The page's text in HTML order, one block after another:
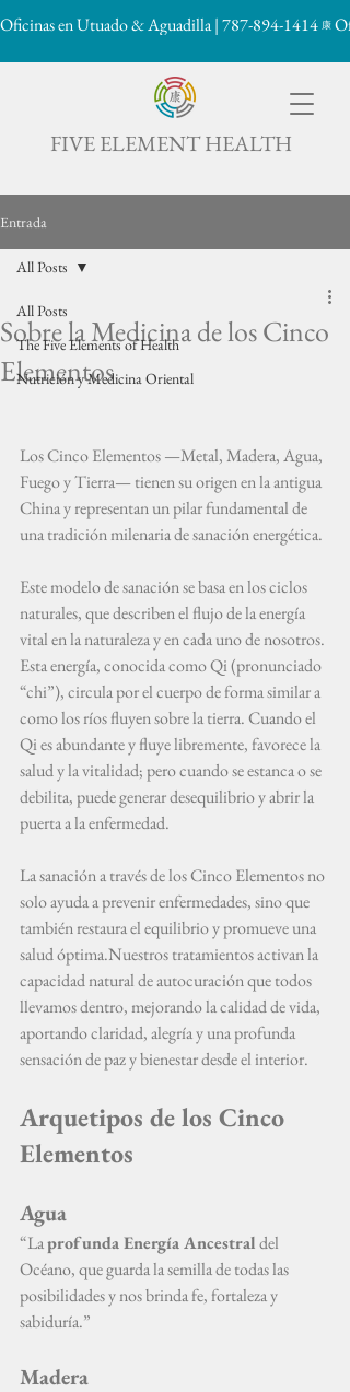
Oficinas en Utuado & Aguadilla | 787-894-1414 康
FIVE ELEMENT HEALTH
Entrada
All Posts
The Five Elements of Health
Nutrición y Medicina Oriental
All Posts
Sobre la Medicina de los Cinco
Elementos
Los Cinco Elementos —Metal, Madera, Agua,
Fuego y Tierra— tienen su origen en la antigua
China y representan un pilar fundamental de
una tradición milenaria de sanación energética.
Este modelo de sanación se basa en los ciclos
naturales, que describen el flujo de la energía
vital en la naturaleza y en cada uno de nosotros.
Esta energía, conocida como Qi (pronunciado
“chi”), circula por el cuerpo de forma similar a
como los ríos fluyen sobre la tierra. Cuando el
Qi es abundante y fluye libremente, favorece la
salud y la vitalidad; pero cuando se estanca o se
debilita, puede generar desequilibrio y abrir la
puerta a la enfermedad.
La sanación a través de los Cinco Elementos no
solo ayuda a prevenir enfermedades, sino que
también restaura el equilibrio y promueve una
salud óptima.Nuestros tratamientos activan la
capacidad natural de autocuración que todos
llevamos dentro, mejorando la calidad de vida,
aportando claridad, alegría y una profunda
sensación de paz y bienestar desde el interior.
Arquetipos de los Cinco
Elementos
Agua
“La profunda Energía Ancestral del
Océano, que guarda la semilla de todas las
posibilidades y nos brinda fe, fortaleza y
sabiduría.”
Madera